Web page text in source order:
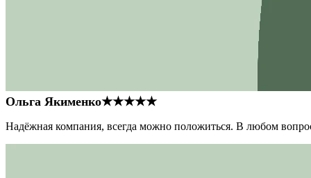
Ольга Якименко★★★★★
Надёжная компания, всегда можно положиться. В любом